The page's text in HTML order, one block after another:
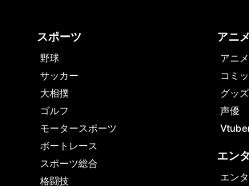
スポーツ
野球
サッカー
大相撲
ゴルフ
モータースポーツ
ボートレース
スポーツ総合
格闘技
アニメ
アニ
コミ
グッズ
声優
エン
エン